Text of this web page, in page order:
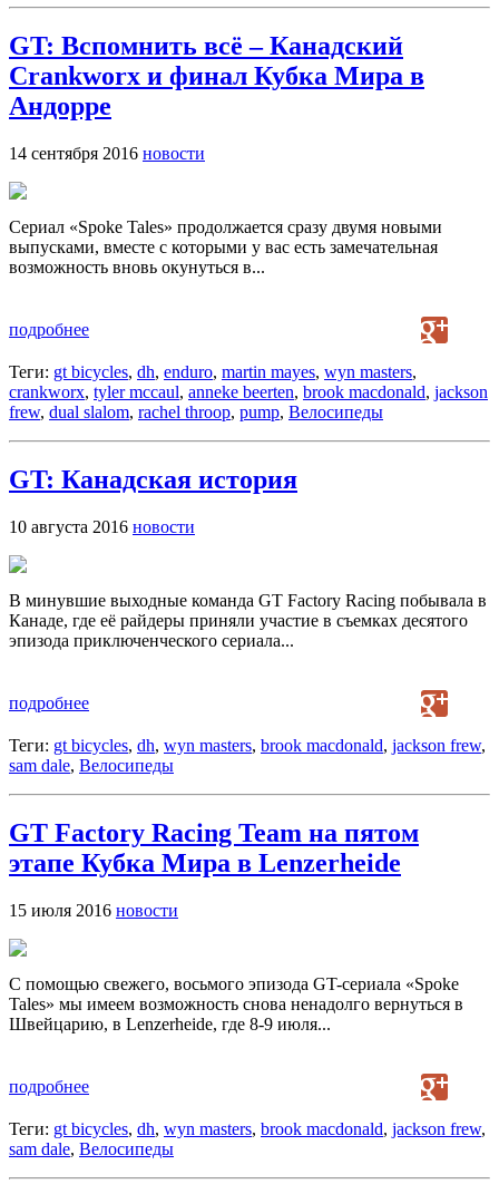
GT: Вспомнить всё – Канадский
Crankworx и финал Кубка Мира в
Андорре
14 сентября 2016 новости
Сериал «Spoke Tales» продолжается сразу двумя новыми
выпусками, вместе с которыми у вас есть замечательная
возможность вновь окунуться в...
подробнее
Теги: gt bicycles, dh, enduro, martin mayes, wyn masters,
crankworx, tyler mccaul, anneke beerten, brook macdonald, jackson
frew, dual slalom, rachel throop, pump, Велосипеды
GT: Канадская история
10 августа 2016 новости
В минувшие выходные команда GT Factory Racing побывала в
Канаде, где её райдеры приняли участие в съемках десятого
эпизода приключенческого сериала...
подробнее
Теги: gt bicycles, dh, wyn masters, brook macdonald, jackson frew,
sam dale, Велосипеды
GT Factory Racing Team на пятом
этапе Кубка Мира в Lenzerheide
15 июля 2016 новости
С помощью свежего, восьмого эпизода GT-сериала «Spoke
Tales» мы имеем возможность снова ненадолго вернуться в
Швейцарию, в Lenzerheide, где 8-9 июля...
подробнее
Теги: gt bicycles, dh, wyn masters, brook macdonald, jackson frew,
sam dale, Велосипеды